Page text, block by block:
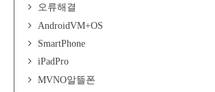
오류해결
AndroidVM+OS
SmartPhone
iPadPro
MVNO알뜰폰